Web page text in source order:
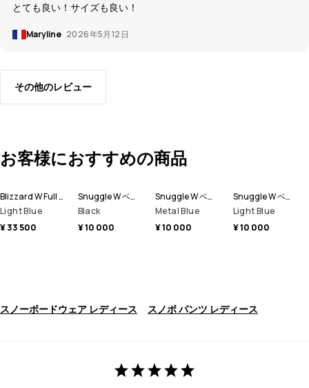
とても良い！サイズも良い！
Maryline 2026年5月12日
その他のレビュー
お客様におすすめの商品
Blizzard W Full Zip スノーボードジャケット レディース
Light Blue
¥ 33 500
Snuggle W ベースレイヤートップ レディース
Black
¥ 10 000
Snuggle W ベースレイヤートップ レディース
Metal Blue
¥ 10 000
Snuggle W ベースレイヤートップ レディース
Light Blue
¥ 10 000
スノーボードウェア レディース スノボ パンツ レディース